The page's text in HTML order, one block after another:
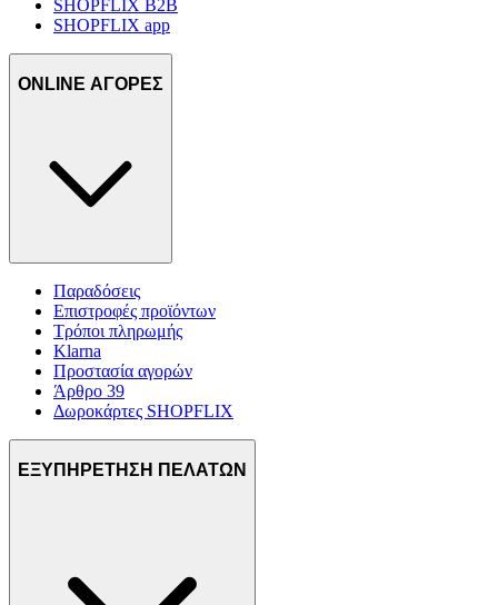
SHOPFLIX B2B
SHOPFLIX app
ONLINE ΑΓΟΡΕΣ
Παραδόσεις
Επιστροφές προϊόντων
Τρόποι πληρωμής
Klarna
Προστασία αγορών
Άρθρο 39
Δωροκάρτες SHOPFLIX
ΕΞΥΠΗΡΕΤΗΣΗ ΠΕΛΑΤΩΝ